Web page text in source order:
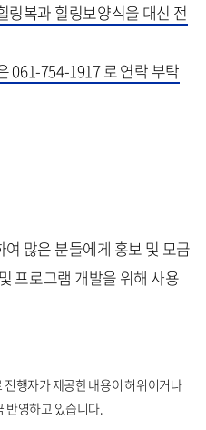
링복과 힐링보양식을 대신 전
061-754-1917 로 연락 부탁
많은 분들에게 홍보 및 모금
프로그램 개발을 위해 사용
행자가 제공한 내용이 허위이거나
반영하고 있습니다.